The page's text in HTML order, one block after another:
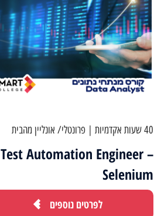
40 שעות אקדמיות |פרונטלי/ אונליין מהבית
Test Automation Engineer –
Selenium
לפרטים נוספים